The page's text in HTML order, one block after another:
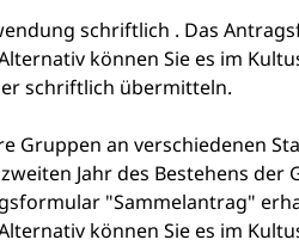
schriftlich . Das
können Sie es im
schriftlich übermitteln.
Gruppen an verschiedenen
Jahr des Bestehens der
"Sammelantrag"
können Sie es im